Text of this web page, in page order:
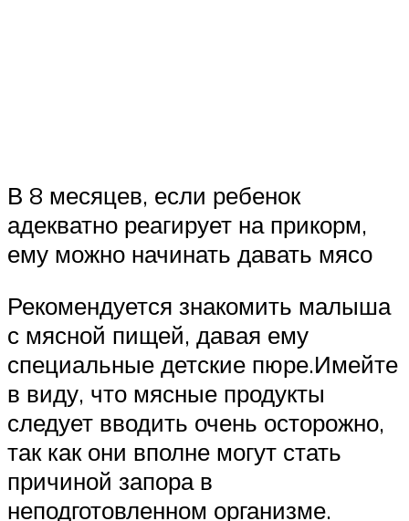
В 8 месяцев, если ребенок
адекватно реагирует на прикорм,
ему можно начинать давать мясо
Рекомендуется знакомить малыша
с мясной пищей, давая ему
специальные детские пюре.Имейте
в виду, что мясные продукты
следует вводить очень осторожно,
так как они вполне могут стать
причиной запора в
неподготовленном организме.